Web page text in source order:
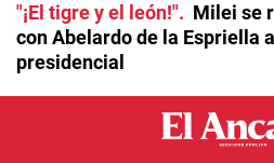
"¡El tigre y el león!"
Milei se
con Abelardo de la Espriella
presidencial